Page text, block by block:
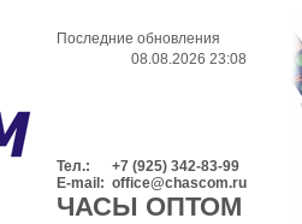
Последние обновления
08.08.2026 23:08
Тел.:
+7 (925) 342-83-99
E-mail: office@chascom.ru
ЧАСЫ ОПТОМ